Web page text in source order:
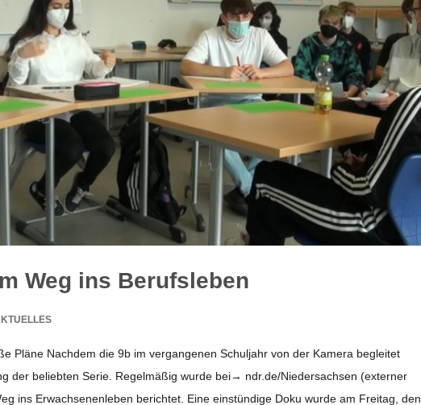
Weg ins Berufsleben
Pläne Nach­dem die 9b im ver­gan­ge­nen Schul­jahr von der Kamera beglei­tet
der belieb­ten Serie. Regel­mä­ßig wurde bei→ ndr​.de/​N​i​e​d​e​r​s​a​c​h​sen (exter­ner
ins Erwach­se­nen­le­ben berich­tet. Eine ein­stün­dige Doku wurde am Frei­tag, den